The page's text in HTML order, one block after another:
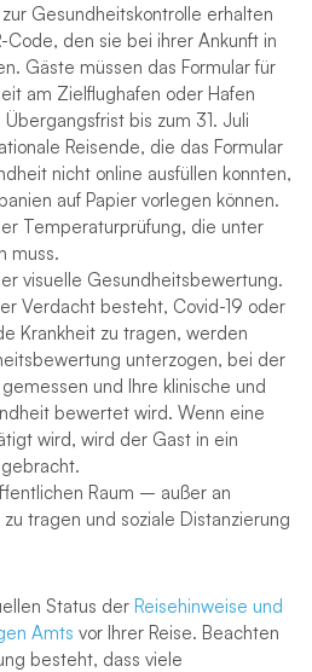
Gesundheitskontrolle erhalten
Code, den sie bei ihrer Ankunft in
Gäste müssen das Formular für
am Zielflughafen oder Hafen
bis zum 31. Juli
Reisende, die das Formular
nicht online ausfüllen konnten,
auf Papier vorlegen können.
Temperaturprüfung, die unter
muss.
visuelle Gesundheitsbewertung.
Verdacht besteht, Covid-19 oder
Krankheit zu tragen, werden
unterzogen, bei der
und Ihre klinische und
bewertet wird. Wenn eine
wird, wird der Gast in ein
Raum – außer an
tragen und soziale Distanzierung
Status der Reisehinweise und
Amts vor Ihrer Reise. Beachten
besteht, dass viele